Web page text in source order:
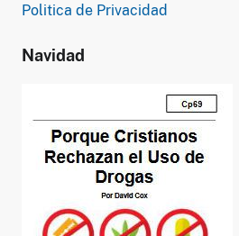
Politica de Privacidad
Navidad